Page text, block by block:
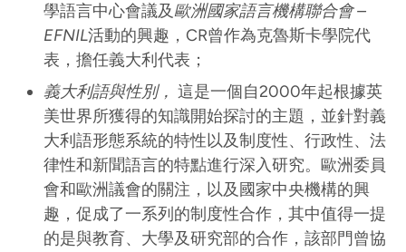
學語言中心會議及歐洲國家語言機構聯合會 –
EFNIL活動的興趣，CR曾作為克魯斯卡學院代
表，擔任義大利代表；
義大利語與性別， 這是一個自2000年起根據英
美世界所獲得的知識開始探討的主題，並針對義
大利語形態系統的特性以及制度性、行政性、法
律性和新聞語言的特點進行深入研究。歐洲委員
會和歐洲議會的關注，以及國家中央機構的興
趣，促成了一系列的制度性合作，其中值得一提
的是與教育、大學及研究部的合作，該部門曾協